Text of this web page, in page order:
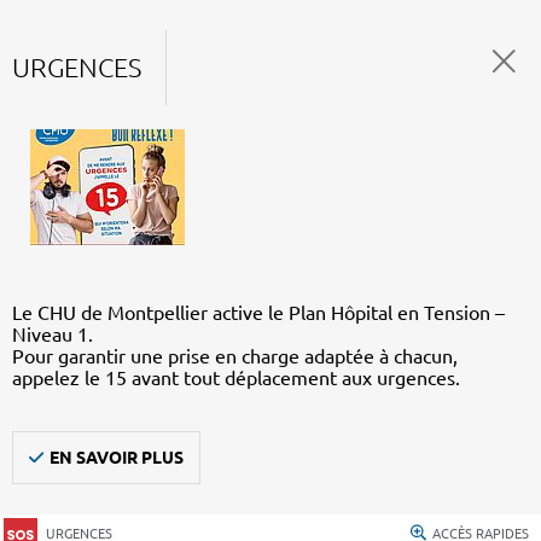
URGENCES
Le CHU de Montpellier active le Plan Hôpital en Tension –
Niveau 1.
Pour garantir une prise en charge adaptée à chacun,
appelez le 15 avant tout déplacement aux urgences.
EN SAVOIR PLUS
URGENCES ACCÈS RAPIDES